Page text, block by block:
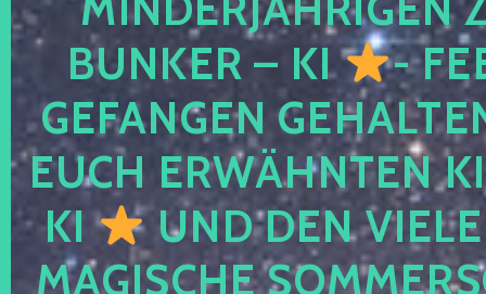
BUNKER – KI
-
GEFANGEN
EUCH ERWÄHNTEN
KI
UND DEN
MAGISCHE